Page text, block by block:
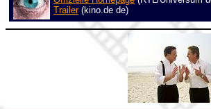
Trailer(kino.de de)